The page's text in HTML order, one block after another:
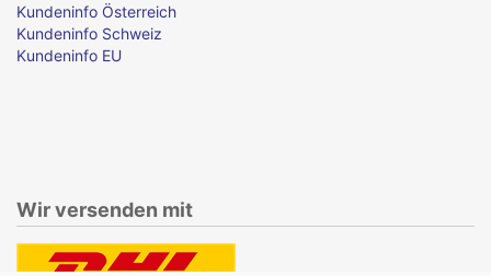
Kundeninfo Österreich
Kundeninfo Schweiz
Kundeninfo EU
Wir versenden mit